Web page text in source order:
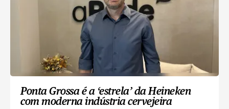
Ponta Grossa é a ‘estrela’ da Heineken
com moderna indústria cervejeira